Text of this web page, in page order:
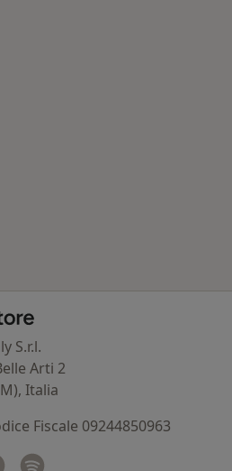
S.r.l.
Arti 2
Italia
Fiscale 09244850963
nuova scheda
in una nuova scheda
Linkedin
si apre in una nuova scheda